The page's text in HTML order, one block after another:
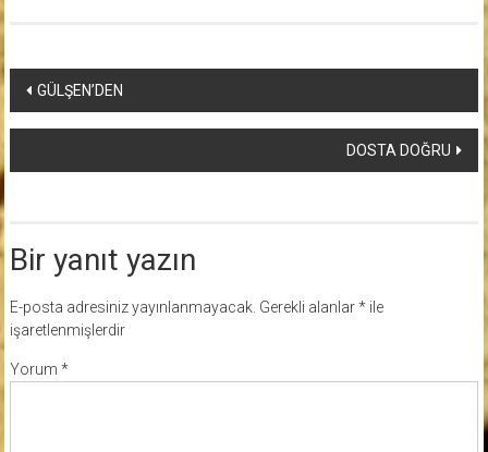
Yazı
dolaşımı
GÜLŞEN’DEN
DOSTA DOĞRU
Bir yanıt yazın
E-posta adresiniz yayınlanmayacak. Gerekli alanlar*ile
işaretlenmişlerdir
Yorum *